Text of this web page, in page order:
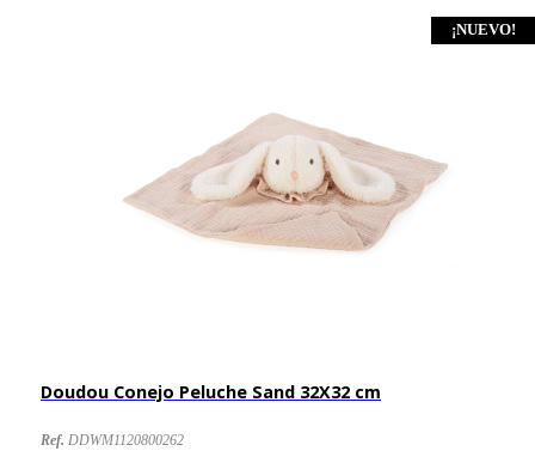
¡NUEVO!
Doudou Conejo Peluche Sand 32X32 cm
Ref. DDWM1120800262